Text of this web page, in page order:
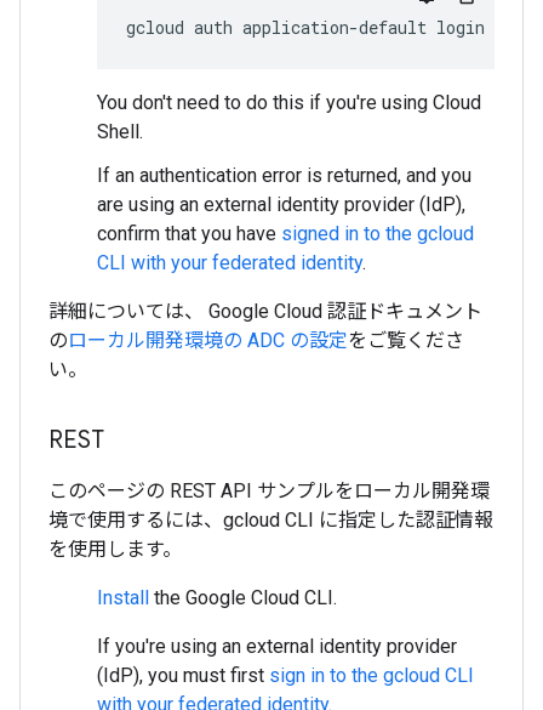
gcloud auth application-default login
You don't need to do this if you're using Cloud
Shell.
If an authentication error is returned, and you
are using an external identity provider (IdP),
confirm that you have signed in to the gcloud
CLI with your federated identity.
詳細については、 Google Cloud 認証ドキュメント
のローカル開発環境の ADC の設定をご覧くださ
い。
REST
このページの REST API サンプルをローカル開発環
境で使用するには、gcloud CLI に指定した認証情報
を使用します。
Install the Google Cloud CLI.
If you're using an external identity provider
(IdP), you must first sign in to the gcloud CLI
with your federated identity.